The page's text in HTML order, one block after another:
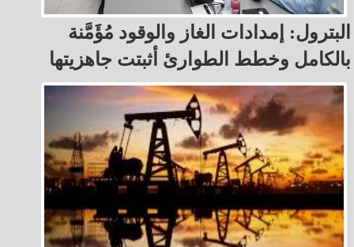
البترول: إمدادات الغاز والوقود مُؤَمَّنة
بالكامل وخطط الطوارئ أثبتت جاهزيتها